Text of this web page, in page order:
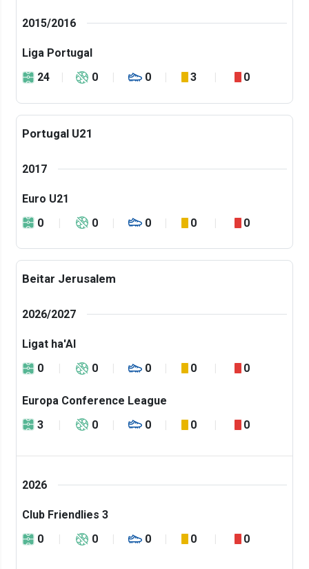
2015/2016
Liga Portugal
24
0 0 3 0
Portugal U21
2017
Euro U21
0
0 0 0 0
Beitar Jerusalem
2026/2027
Ligat ha'Al
0
0 0 0 0
Europa Conference League
3
0 0 0 0
2026
Club Friendlies 3
0
0 0 0 0